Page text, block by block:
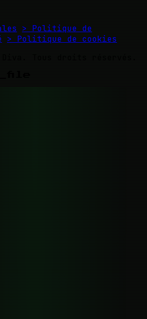
> Politique de
> Politique de cookies